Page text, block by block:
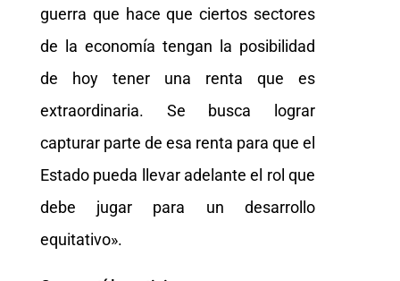
guerra que hace que ciertos sectores
de la economía tengan la posibilidad
de hoy tener una renta que es
extraordinaria. Se busca lograr
capturar parte de esa renta para que el
Estado pueda llevar adelante el rol que
debe jugar para un desarrollo
equitativo».